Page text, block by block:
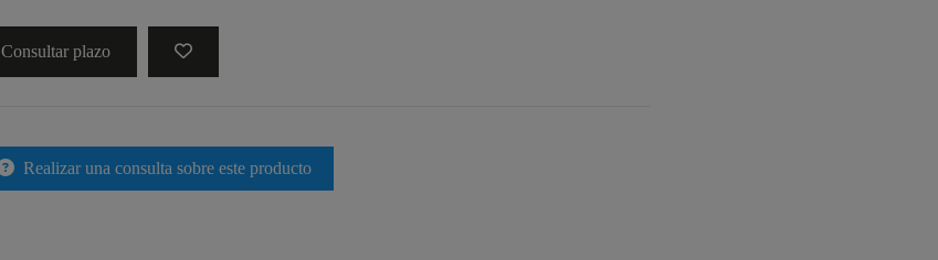
Consultar plazo
Realizar una consulta sobre este producto